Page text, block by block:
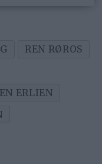
REN RØROS
ERLIEN